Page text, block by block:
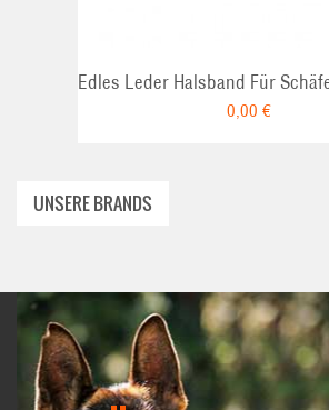
Edles Leder Halsband Für
0,00 €
UNSERE BRANDS